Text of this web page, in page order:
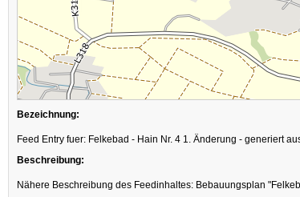
Bezeichnung:
Feed Entry fuer: Felkebad - Hain Nr. 4 1. Änderung - generiert
Beschreibung:
Nähere Beschreibung des Feedinhaltes: Bebauungsplan